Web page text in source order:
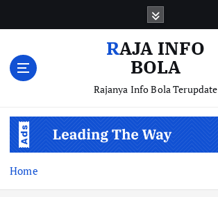
RAJA INFO
BOLA
Rajanya Info Bola Terupdate
Home